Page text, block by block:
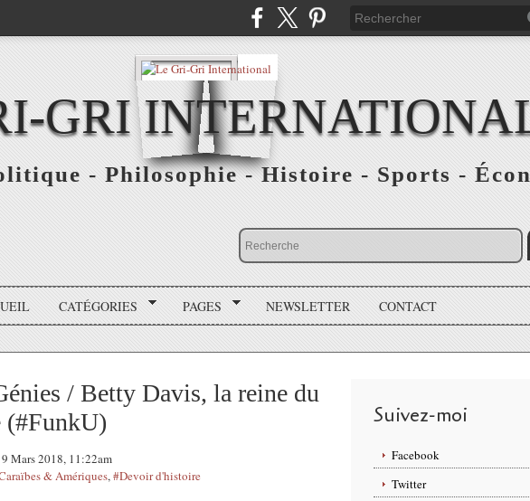
GRI
- Philosophie - Histoire - Sports -
CATÉGORIES PAGES NEWSLETTER CONTACT
/ Betty Davis, la reine du
(#FunkU)
Mars 2018, 11:22am
& Amériques,#Devoir d'histoire
Suivez-moi
Facebook
Twitter